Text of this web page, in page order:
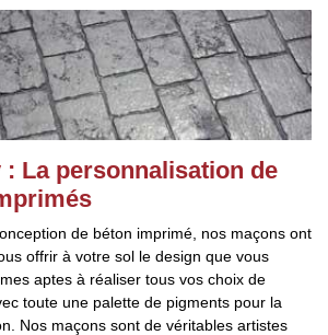
: La personnalisation de
de béton imprimé, nos maçons ont
offrir à votre sol le design que vous
aptes à réaliser tous vos choix de
toute une palette de pigments pour la
Nos maçons sont de véritables artistes